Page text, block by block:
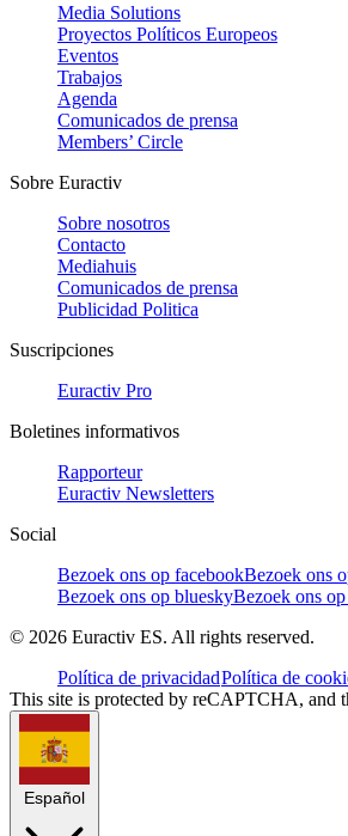
Media Solutions
Proyectos Políticos Europeos
Eventos
Trabajos
Agenda
Comunicados de prensa
Members’ Circle
Sobre Euractiv
Sobre nosotros
Contacto
Mediahuis
Comunicados de prensa
Publicidad Politica
Suscripciones
Euractiv Pro
Boletines informativos
Rapporteur
Euractiv Newsletters
Social
Bezoek ons op facebookBezoek ons
Bezoek ons op blueskyBezoek ons
© 2026 Euractiv ES. All rights reserved.
Política de privacidadPolítica de
This site is protected by reCAPTCHA, and
Español